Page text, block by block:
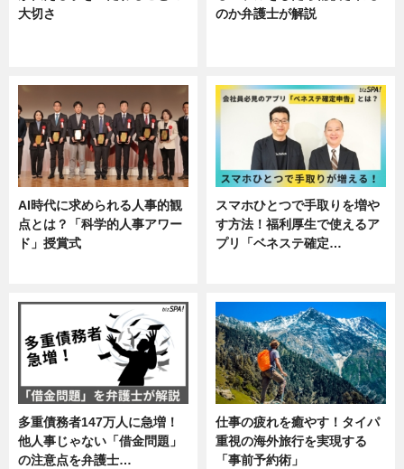
大切さ
のか弁護士が解説
AI時代に求められる人事的観
点とは？「科学的人事アワー
ド」授賞式
スマホひとつで手取りを増や
す方法！福利厚生で使えるア
プリ「ベネステ確定…
多重債務者147万人に急増！
他人事じゃない「借金問題」
の注意点を弁護士…
仕事の疲れを癒やす！タイパ
重視の海外旅行を実現する
「事前予約術」